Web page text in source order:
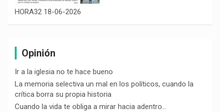
HORA32 18-06-2026
Opinión
Ir a la iglesia no te hace bueno
La memoria selectiva un mal en los políticos, cuando la
crítica borra su propia historia
Cuando la vida te obliga a mirar hacia adentro…